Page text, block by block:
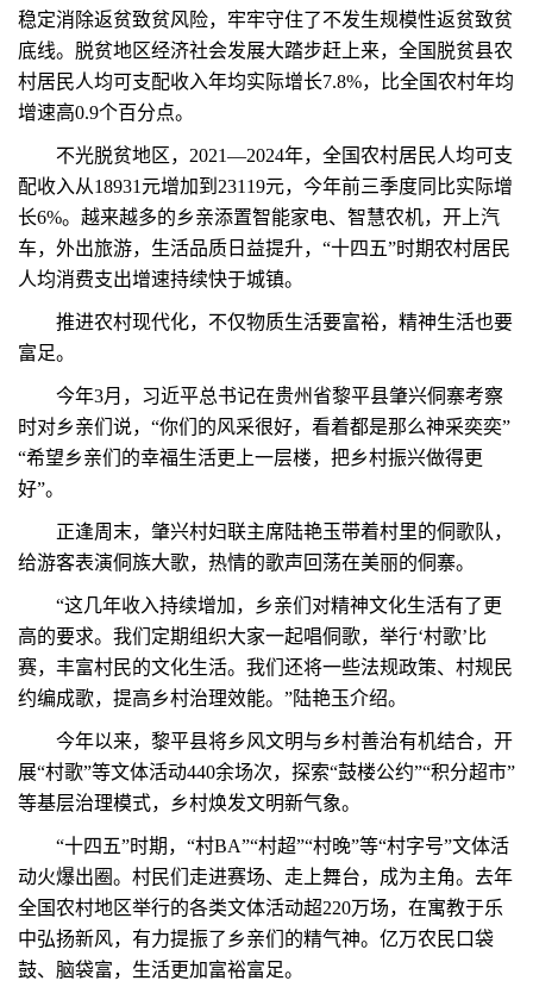
稳定消除返贫致贫风险，牢牢守住了不发生规模性返贫致贫
底线。脱贫地区经济社会发展大踏步赶上来，全国脱贫县农
村居民人均可支配收入年均实际增长7.8%，比全国农村年均
增速高0.9个百分点。
不光脱贫地区，2021—2024年，全国农村居民人均可支
配收入从18931元增加到23119元，今年前三季度同比实际增
长6%。越来越多的乡亲添置智能家电、智慧农机，开上汽
车，外出旅游，生活品质日益提升，“十四五”时期农村居民
人均消费支出增速持续快于城镇。
推进农村现代化，不仅物质生活要富裕，精神生活也要
富足。
今年3月，习近平总书记在贵州省黎平县肇兴侗寨考察
时对乡亲们说，“你们的风采很好，看着都是那么神采奕奕”
“希望乡亲们的幸福生活更上一层楼，把乡村振兴做得更
好”。
正逢周末，肇兴村妇联主席陆艳玉带着村里的侗歌队，
给游客表演侗族大歌，热情的歌声回荡在美丽的侗寨。
“这几年收入持续增加，乡亲们对精神文化生活有了更
高的要求。我们定期组织大家一起唱侗歌，举行‘村歌’比
赛，丰富村民的文化生活。我们还将一些法规政策、村规民
约编成歌，提高乡村治理效能。”陆艳玉介绍。
今年以来，黎平县将乡风文明与乡村善治有机结合，开
展“村歌”等文体活动440余场次，探索“鼓楼公约”“积分超市”
等基层治理模式，乡村焕发文明新气象。
“十四五”时期，“村BA”“村超”“村晚”等“村字号”文体活
动火爆出圈。村民们走进赛场、走上舞台，成为主角。去年
全国农村地区举行的各类文体活动超220万场，在寓教于乐
中弘扬新风，有力提振了乡亲们的精气神。亿万农民口袋
鼓、脑袋富，生活更加富裕富足。